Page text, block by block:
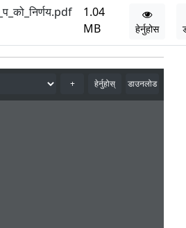
1.04
MB
हेर्नुहोस